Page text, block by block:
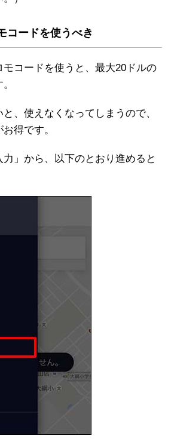
コードを使うべき
コードを使うと、最大20ドルの
、使えなくなってしまうので、
得です。
力」から、以下のとおり進めると